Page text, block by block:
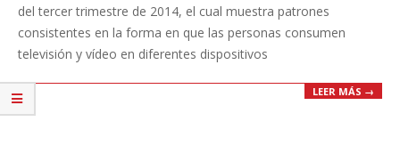
del tercer trimestre de 2014, el cual muestra patrones
consistentes en la forma en que las personas consumen
televisión y vídeo en diferentes dispositivos
LEER MÁS →